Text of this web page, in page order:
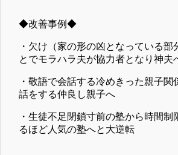
◆改善事例◆
・欠け（家の形の凶となっている部
とでモラハラ夫が協力者となり神夫
・敬語で会話する冷めきった親子関
話をする仲良し親子へ
・生徒不足閉鎖寸前の塾から時間制
るほど人気の塾へと大逆転